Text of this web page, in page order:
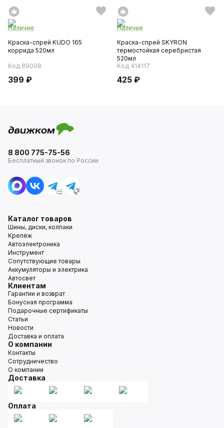
Наличие
Краска-спрей KUDO 165
коррида 520мл
Код 89008
399 ₽
Наличие
Краска-спрей SKYRON
термостойкая серебристая
520мл
Код 414117
425 ₽
8 800 775-75-56
Бесплатный звонок по России
Каталог товаров
Шины, диски, колпаки
Крепёж
Автоэлектроника
Инструмент
Сопутствующие товары
Аккумуляторы и электрика
Автосвет
Клиентам
Гарантии и возврат
Бонусная программа
Подарочные сертификаты
Статьи
Новости
Доставка и оплата
О компании
Контакты
Сотрудничество
О компании
Доставка
Оплата